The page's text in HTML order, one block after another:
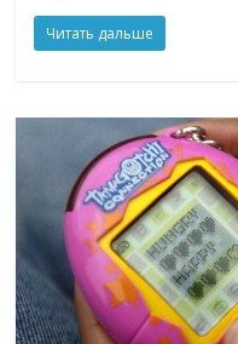
Читать дальше